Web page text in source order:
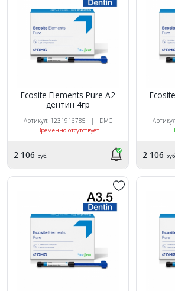
Ecosite Elements Pure A2
дентин 4гр
Артикул: 1231916785 | DMG
Временно отсутствует
2 106 руб. 2 106